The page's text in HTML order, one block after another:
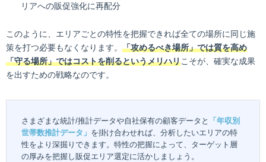
リアへの販促強化に再配分
このように、エリアごとの特性を把握できれば全ての場所に同じ施
策を打つ必要もなくなります。 「攻めるべき場所」では質を高め
「守る場所」ではコストを削るというメリハリこそが、確実な成果
を出すための戦略なのです。
さまざまな統計/推計データや自社保有の顧客データと
「年収別
世帯数推計データ」 を掛け合わせれば、分析したいエリアの特
性をより深掘りできます。特性の把握によって、ターゲット層
の厚みを把握し販促エリア選定に活かしましょう。